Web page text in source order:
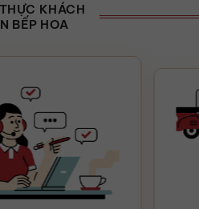
KHÁCH
BẾP HOA